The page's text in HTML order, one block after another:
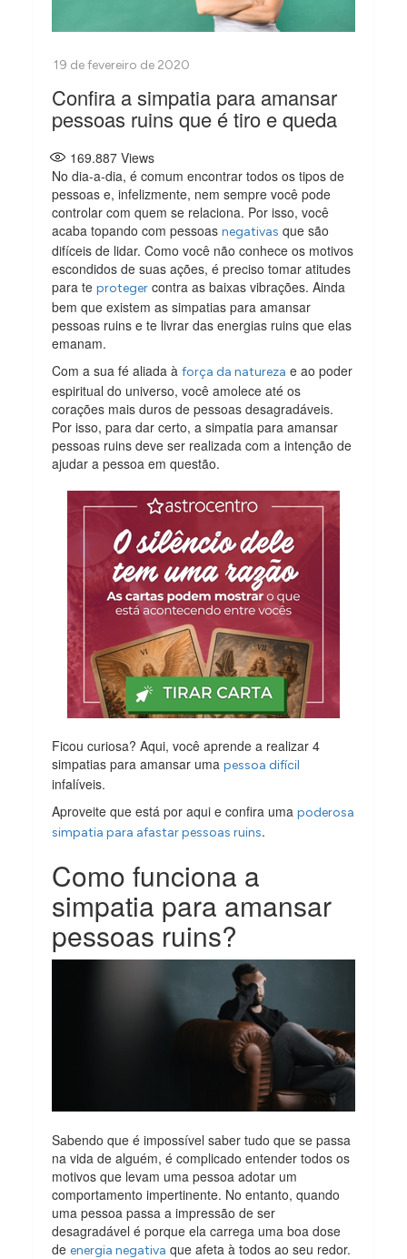
Confira a simpatia para amansar
pessoas ruins que é tiro e queda
169.887 Views
No dia-a-dia, é comum encontrar todos os tipos de
pessoas e, infelizmente, nem sempre você pode
controlar com quem se relaciona. Por isso, você
acaba topando com pessoasnegativas que são
difíceis de lidar. Como você não conhece os motivos
escondidos de suas ações, é preciso tomar atitudes
para teproteger contra as baixas vibrações. Ainda
bem que existem as simpatias para amansar
pessoas ruins e te livrar das energias ruins que elas
emanam.
Com a sua fé aliada àforça da natureza e ao poder
espiritual do universo, você amolece até os
corações mais duros de pessoas desagradáveis.
Por isso, para dar certo, a simpatia para amansar
pessoas ruins deve ser realizada com a intenção de
ajudar a pessoa em questão.
Ficou curiosa? Aqui, você aprende a realizar 4
simpatias para amansar umapessoa difícil
infalíveis.
Aproveite que está por aqui e confira umapoderosa
simpatia para afastar pessoas ruins.
Como funciona a
simpatia para amansar
pessoas ruins?
Sabendo que é impossível saber tudo que se passa
na vida de alguém, é complicado entender todos os
motivos que levam uma pessoa adotar um
comportamento impertinente. No entanto, quando
uma pessoa passa a impressão de ser
desagradável é porque ela carrega uma boa dose
deenergia negativa que afeta à todos ao seu redor.